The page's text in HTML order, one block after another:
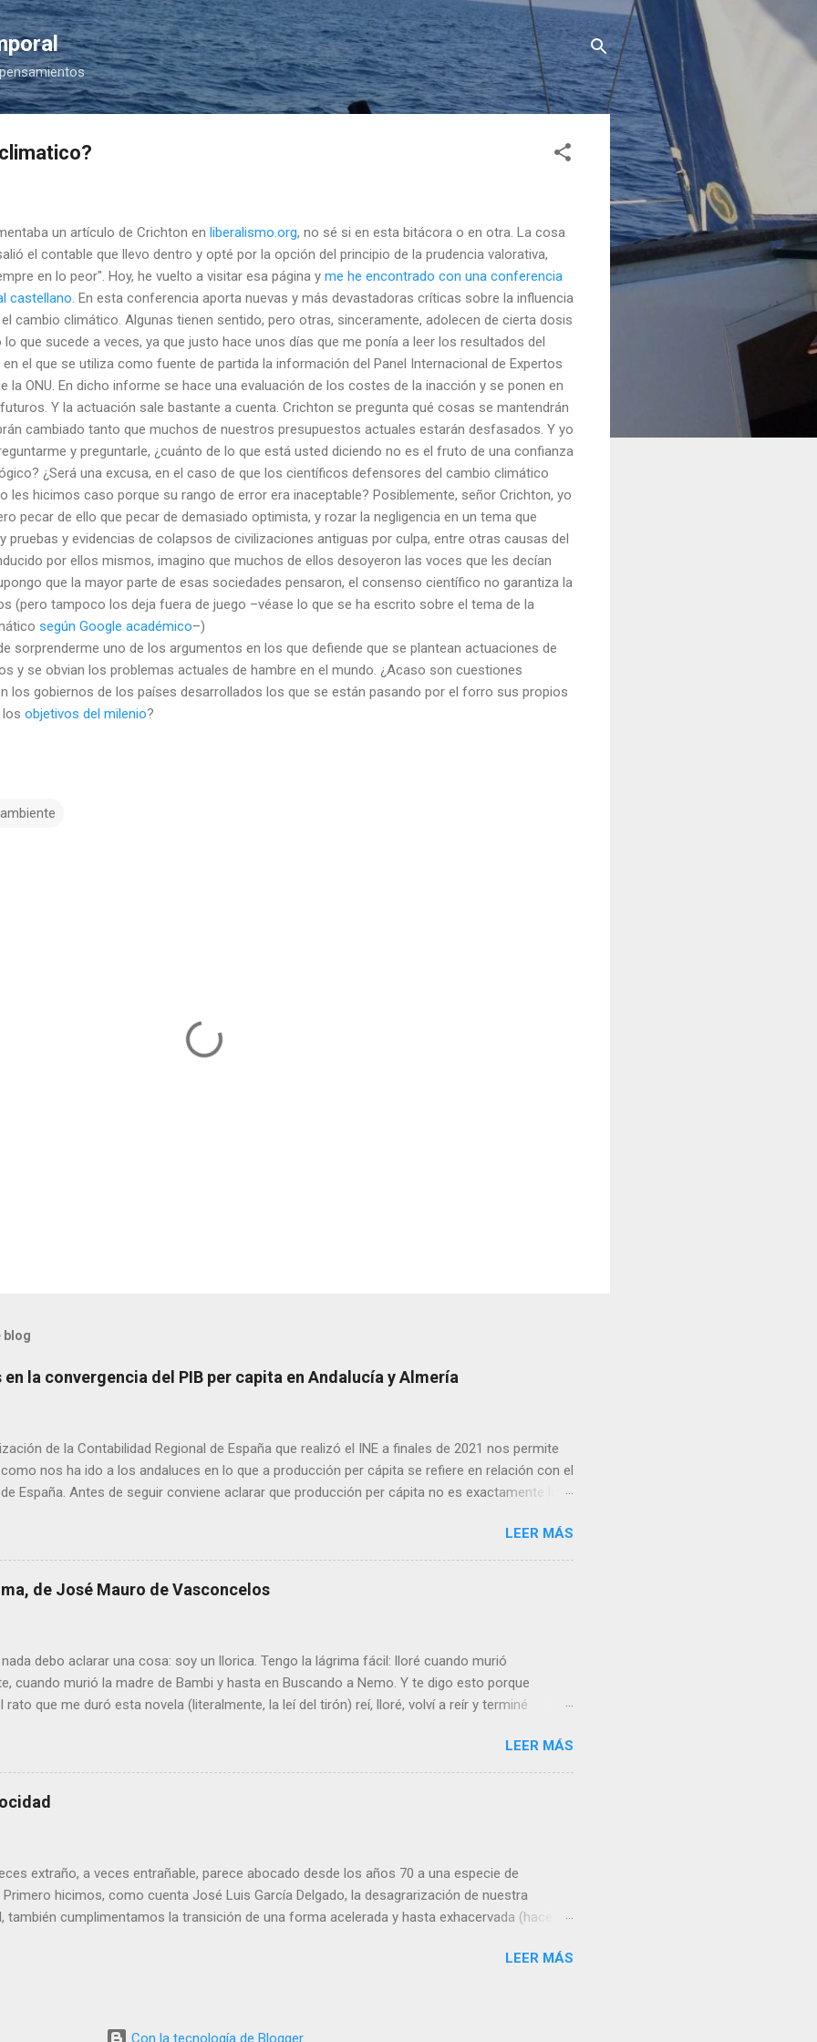
Ir al contenido principal
un artículo de Crichton en liberalismo. org, no sé si en esta bitácora o en otra. La cosa
el contable que llevo dentro y opté por la opción del principio de la prudencia valorativa,
en lo peor". Hoy, he vuelto a visitar esa página y me he encontrado con una conferencia
castellano . En esta conferencia aporta nuevas y más devastadoras críticas sobre la influencia
cambio climático. Algunas tienen sentido, pero otras, sinceramente, adolecen de cierta dosis
que sucede a veces, ya que justo hace unos días que me ponía a leer los resultados del
en el que se utiliza como fuente de partida la información del Panel Internacional de Expertos
la ONU . En dicho informe se hace una evaluación de los costes de la inacción y se ponen en
Y la actuación sale bastante a cuenta. Crichton se pregunta qué cosas se mantendrán
cambiado tanto que muchos de nuestros presupuestos actuales estarán desfasados. Y yo
y preguntarle, ¿cuánto de lo que está usted diciendo no es el fruto de una confianza
¿Será una excusa, en el caso de que los científicos defensores del cambio climático
les hicimos caso porque su rango de error era inaceptable? Posiblemente, señor Crichton, yo
pecar de ello que pecar de demasiado optimista, y rozar la negligencia en un tema que
pruebas y evidencias de colapsos de civilizaciones antiguas por culpa, entre otras causas del
por ellos mismos, imagino que muchos de ellos desoyeron las voces que les decían
que la mayor parte de esas sociedades pensaron, el consenso científico no garantiza la
(pero tampoco los deja fuera de juego –véase lo que se ha escrito sobre el tema de la
según Google académico–)
sorprenderme uno de los argumentos en los que defiende que se plantean actuaciones de
y se obvian los problemas actuales de hambre en el mundo. ¿Acaso son cuestiones
los gobiernos de los países desarrollados los que se están pasando por el forro sus propios
objetivos del milenio?
blog
la convergencia del PIB per capita en Andalucía y Almería
de la Contabilidad Regional de España que realizó el INE a finales de 2021 nos permite
nos ha ido a los andaluces en lo que a producción per cápita se refiere en relación con el
España. Antes de seguir conviene aclarar que producción per cápita no es exactamente lo
con menor producción per cápita suelen recibir transferencias netas del conjunto del Estado
servicios públicos y mayores ayudas. El gran agujero de la pasada crisis financiera Lo cierto
un arranque de siglo esperanzador, con un primer lustro de clara convergencia en el que
el 77,6 % de la renta española media, iniciamos un proceso de divergencia que se prolongó
LEER MÁS
de José Mauro de Vasconcelos
debo aclarar una cosa: soy un llorica. Tengo la lágrima fácil: lloré cuando murió
cuando murió la madre de Bambi y hasta en Buscando a Nemo. Y te digo esto porque
rato que me duró esta novela (literalmente, la leí del tirón) reí, lloré, volví a reír y terminé
El argumento es sencillo: el mundo visto a través de los ojos de un niño de 5 años muy
trata de una especia de viaje iniciático en el que el personaje (el mismo Vasconcelos)
ternura. Y la encuentra allí donde menos la esperaba , porque las condiciones de partida no
LEER MÁS
extraño, a veces entrañable, parece abocado desde los años 70 a una especie de
hicimos, como cuenta José Luis García Delgado, la desagrarización de nuestra
cumplimentamos la transición de una forma acelerada y hasta exhacervada (hace
LEER MÁS
Con la tecnología de Blogger